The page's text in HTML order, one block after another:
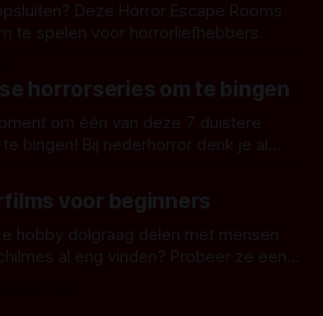
Deze Horror Escape Rooms
te spelen voor horrorliefhebbers.
horrorseries om te bingen
om één van deze 7 duistere
denk je al
Johnsons. Maar Nederlandse horror
Hier een aantal Nederlandse tv-
series uit het duistere of horrorgenre. Als
voor beginners
hobby dolgraag delen met mensen
al eng vinden? Probeer ze eens